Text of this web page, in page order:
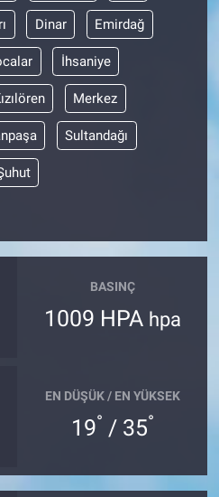
Dinar Emirdağ
İhsaniye
Merkez
Sultandağı
BASINÇ
1009 HPA hpa
EN DÜŞÜK / EN YÜKSEK
19° / 35°